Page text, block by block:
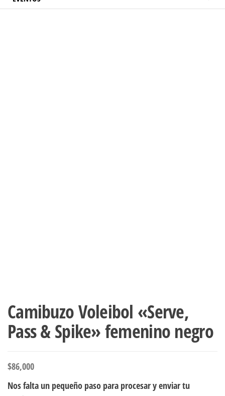
Camibuzo Voleibol «Serve,
Pass & Spike» femenino negro
$86,000
Nos falta un pequeño paso para procesar y enviar tu